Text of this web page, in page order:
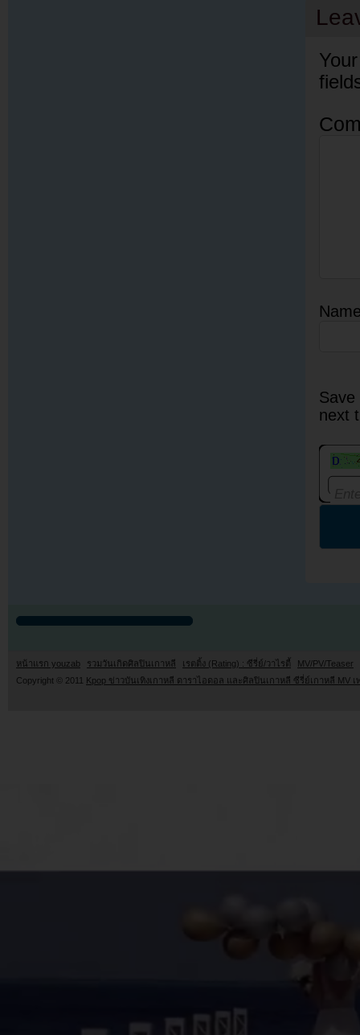
next
หน้าแรก youzab รวมวันเกิดศิลปินเกาหลี เรตติ้ง (Rating) : ซีรี่ย์/วาไรตี้
MV/PV/Teaser
Copyright © 2011 Kpop ข่าวบันเทิงเกาหลี ดาราไอดอล และศิลปินเกาหลี ซีรี่ย์เกาหลี MV